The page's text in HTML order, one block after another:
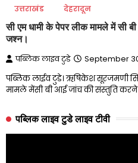
उत्तराखंड देहरादून
सी एम धामी के पेपर लीक मामले में सी
जश्न।
पब्लिक लाइव टुडे September
पब्लिक लाईव टुडे। ऋषिकेश सूरजमणी
मामले मेंसी बी आई जांच की संस्तुति
पब्लिक लाइव टुडे लाइव टीवी